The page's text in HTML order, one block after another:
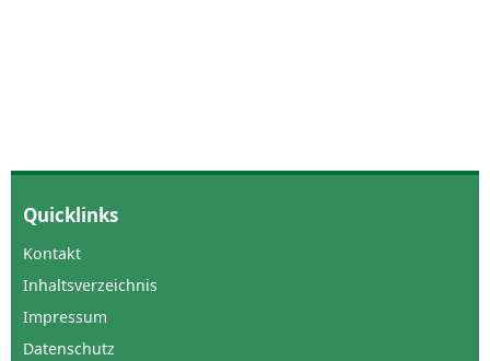
Quicklinks
Kontakt
Inhaltsverzeichnis
Impressum
Datenschutz